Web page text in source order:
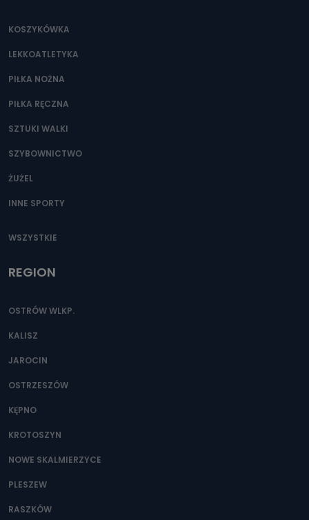
KOSZYKÓWKA
LEKKOATLETYKA
PIŁKA NOŻNA
PIŁKA RĘCZNA
SZTUKI WALKI
SZYBOWNICTWO
ŻUŻEL
INNE SPORTY
WSZYSTKIE
REGION
OSTRÓW WLKP.
KALISZ
JAROCIN
OSTRZESZÓW
KĘPNO
KROTOSZYN
NOWE SKALMIERZYCE
PLESZEW
RASZKÓW